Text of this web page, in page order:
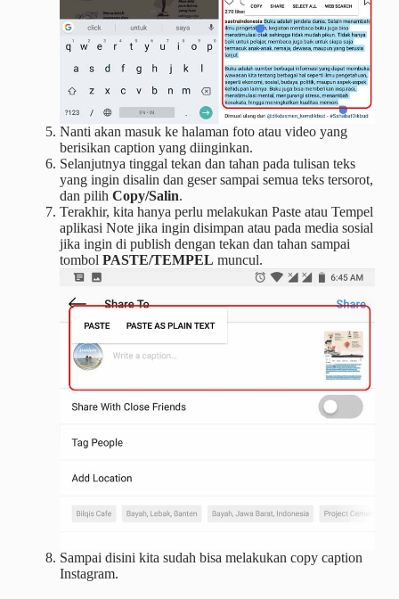
Nanti akan masuk ke halaman foto atau video yang
berisikan caption yang diinginkan.
Selanjutnya tinggal tekan dan tahan pada tulisan teks
yang ingin disalin dan geser sampai semua teks tersorot,
dan pilih Copy/Salin.
Terakhir, kita hanya perlu melakukan Paste atau Tempel
aplikasi Note jika ingin disimpan atau pada media sosial
jika ingin di publish dengan tekan dan tahan sampai
tombol PASTE/TEMPEL muncul.
Sampai disini kita sudah bisa melakukan copy caption
Instagram.